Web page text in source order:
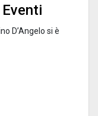
D’Angelo si è